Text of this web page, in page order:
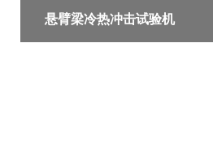
悬臂梁冷热冲击试验机